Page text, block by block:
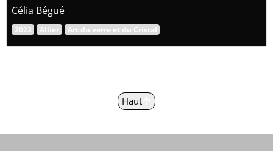
Célia Bégué
2023 Allier Art du verre et du Cristal
Haut